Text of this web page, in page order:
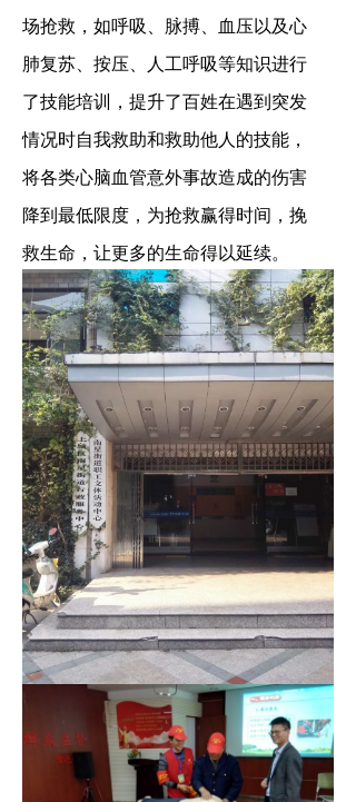
场抢救，如呼吸、脉搏、血压以及心
肺复苏、按压、人工呼吸等知识进行
了技能培训，提升了百姓在遇到突发
情况时自我救助和救助他人的技能，
将各类心脑血管意外事故造成的伤害
降到最低限度，为抢救赢得时间，挽
救生命，让更多的生命得以延续。